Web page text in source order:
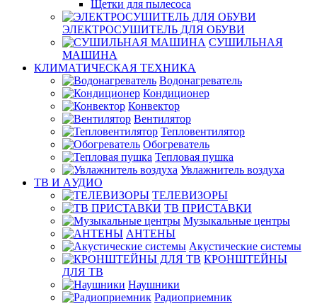
Щетки для пылесоса
ЭЛЕКТРОСУШИТЕЛЬ ДЛЯ ОБУВИ
СУШИЛЬНАЯ
МАШИНА
КЛИМАТИЧЕСКАЯ ТЕХНИКА
Водонагреватель
Кондиционер
Конвектор
Вентилятор
Тепловентилятор
Обогреватель
Тепловая пушка
Увлажнитель воздуха
ТВ И AУДИО
ТЕЛЕВИЗОРЫ
ТВ ПРИСТАВКИ
Музыкальные центры
АНТЕНЫ
Акустические системы
КРОНШТЕЙНЫ
ДЛЯ ТВ
Наушники
Радиоприемник